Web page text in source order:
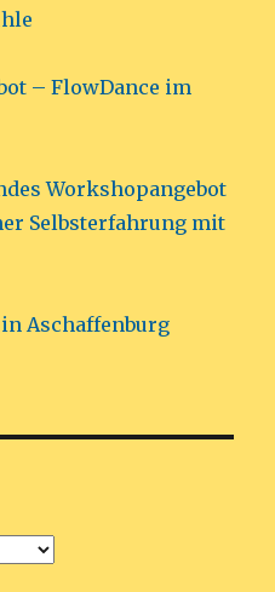
– FlowDance im
Workshopangebot
Selbsterfahrung mit
in Aschaffenburg